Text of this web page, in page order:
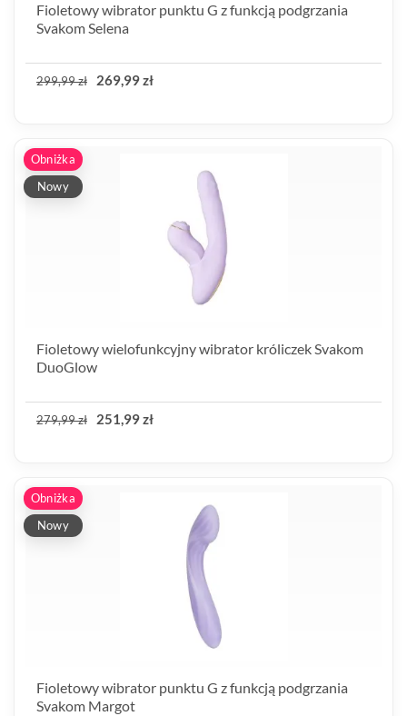
Fioletowy wibrator punktu G z funkcją podgrzania
Svakom Selena
299,99 zł 269,99 zł
Obniżka
Nowy
Fioletowy wielofunkcyjny wibrator króliczek Svakom
DuoGlow
279,99 zł 251,99 zł
Obniżka
Nowy
Fioletowy wibrator punktu G z funkcją podgrzania
Svakom Margot